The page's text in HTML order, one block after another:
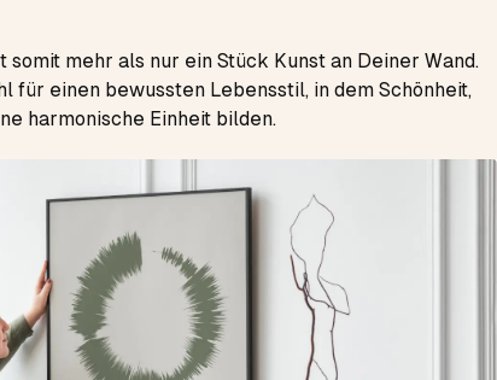
mehr als nur ein Stück Kunst an Deiner Wand.
für einen bewussten Lebensstil, in dem Schönheit,
harmonische Einheit bilden.